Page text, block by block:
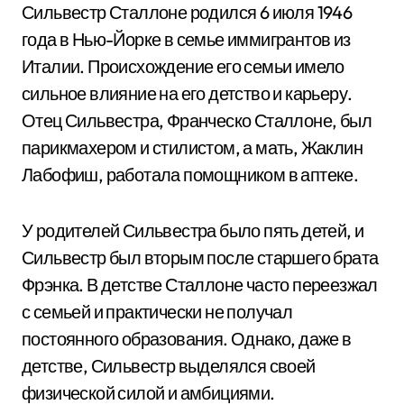
Сильвестр Сталлоне родился 6 июля 1946
года в Нью-Йорке в семье иммигрантов из
Италии. Происхождение его семьи имело
сильное влияние на его детство и карьеру.
Отец Сильвестра, Франческо Сталлоне, был
парикмахером и стилистом, а мать, Жаклин
Лабофиш, работала помощником в аптеке.
У родителей Сильвестра было пять детей, и
Сильвестр был вторым после старшего брата
Фрэнка. В детстве Сталлоне часто переезжал
с семьей и практически не получал
постоянного образования. Однако, даже в
детстве, Сильвестр выделялся своей
физической силой и амбициями.